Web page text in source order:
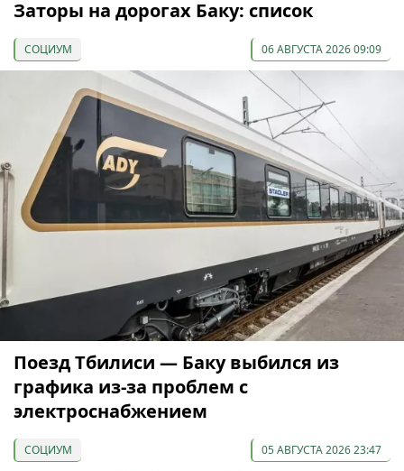
Заторы на дорогах Баку: список
СОЦИУМ 06 АВГУСТА 2026 09:09
Поезд Тбилиси — Баку выбился из
графика из-за проблем с
электроснабжением
СОЦИУМ 05 АВГУСТА 2026 23:47